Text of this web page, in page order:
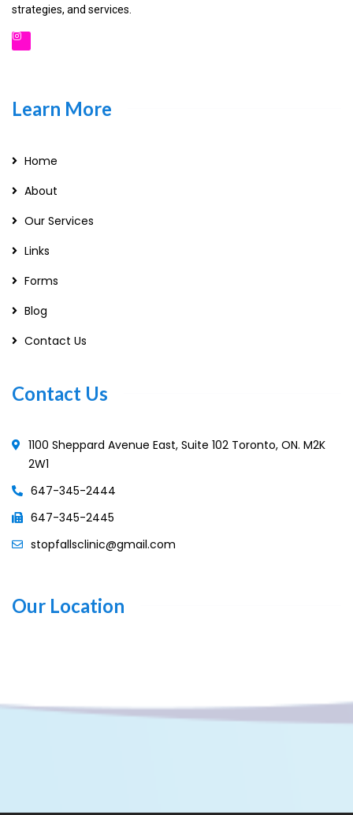
strategies, and services.
Learn More
Home
About
Our Services
Links
Forms
Blog
Contact Us
Contact Us
1100 Sheppard Avenue East, Suite 102 Toronto, ON. M2K
2W1
647-345-2444
647-345-2445
stopfallsclinic@gmail.com
Our Location